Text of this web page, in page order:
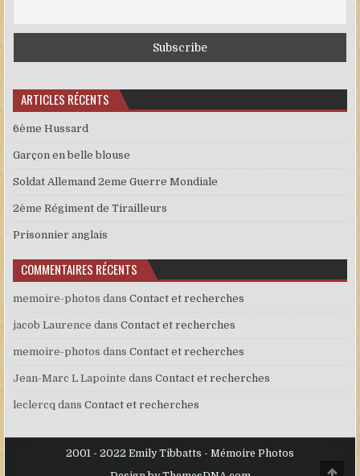
ARTICLES RÉCENTS
6ème Hussard
Garçon en belle blouse
Soldat Allemand 2eme Guerre Mondiale
2ème Régiment de Tirailleurs
Prisonnier anglais
COMMENTAIRES RÉCENTS
memoire-photos dansContact et recherches
jacob Laurence dansContact et recherches
memoire-photos dansContact et recherches
Jean-Marc L Lapointe dansContact et recherches
leclercq dansContact et recherches
2001 - 2022 Emily Tibbatts - Mémoire Photos